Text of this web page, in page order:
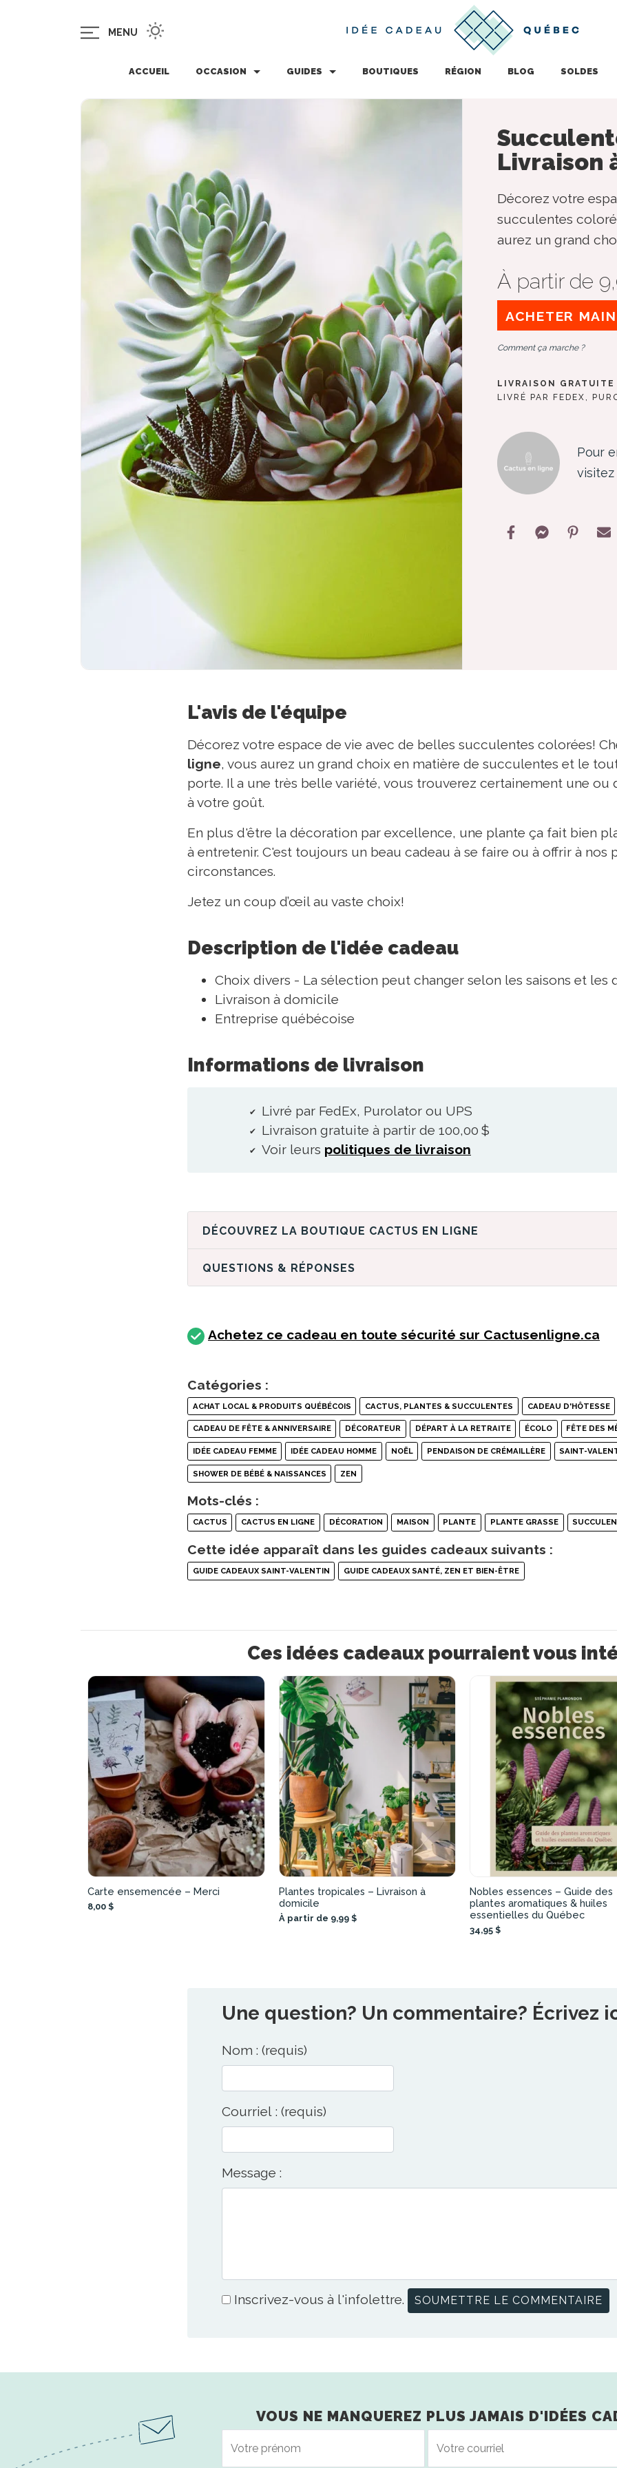
MENU
ACCUEIL OCCASION GUIDES BOUTIQUES RÉGION BLOG SOLDES
Livraison
Décorez votre
succulentes
aurez un grand
À partir de
ACHETER
Comment ça marche ?
LIVRAISON
LIVRÉ PAR FEDEX,
Pour
visitez
L'avis de l'équipe
Décorez votre espace de vie avec de belles succulentes colorées!
ligne, vous aurez un grand choix en matière de succulentes et le
porte. Il a une très belle variété, vous trouverez certainement une ou
à votre goût.
En plus d'être la décoration par excellence, une plante ça fait bien
à entretenir. C'est toujours un beau cadeau à se faire ou à offrir à nos
circonstances.
Jetez un coup d’œil au vaste choix!
Description de l'idée cadeau
Choix divers - La sélection peut changer selon les saisons et les
Livraison à domicile
Entreprise québécoise
Informations de livraison
Livré par FedEx, Purolator ou UPS
Livraison gratuite à partir de 100,00 $
Voir leurs politiques de livraison
DÉCOUVREZ LA BOUTIQUE CACTUS EN LIGNE
QUESTIONS & RÉPONSES
Achetez ce cadeau en toute sécurité sur Cactusenligne.ca
Catégories :
ACHAT LOCAL & PRODUITS QUÉBÉCOIS CACTUS, PLANTES & SUCCULENTES CADEAU D'HÔTESSE
CADEAU DE FÊTE & ANNIVERSAIRE DÉCORATEUR DÉPART À LA RETRAITE ÉCOLO FÊTE DES
IDÉE CADEAU FEMME IDÉE CADEAU HOMME NOËL PENDAISON DE CRÉMAILLÈRE SAINT-
SHOWER DE BÉBÉ & NAISSANCES ZEN
Mots-clés :
CACTUS CACTUS EN LIGNE DÉCORATION MAISON PLANTE PLANTE GRASSE
Cette idée apparaît dans les guides cadeaux suivants :
GUIDE CADEAUX SAINT-VALENTIN GUIDE CADEAUX SANTÉ, ZEN ET BIEN-ÊTRE
Ces idées cadeaux pourraient vous
Carte ensemencée – Merci
8,00 $
Plantes tropicales – Livraison à
domicile
À partir de 9,99 $
Nobles essences – Guide des
plantes aromatiques & huiles
essentielles du Québec
34,95 $
Une question? Un commentaire? Écrivez
Nom : (requis)
Courriel : (requis)
Message :
Inscrivez-vous à l'infolettre.
VOUS NE MANQUEREZ PLUS JAMAIS D'IDÉES